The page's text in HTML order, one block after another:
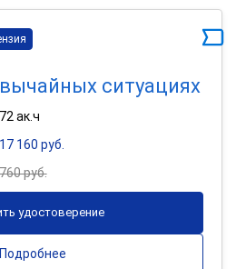
ситуациях
ак.ч
160 руб.
руб.
удостоверение
Подробнее